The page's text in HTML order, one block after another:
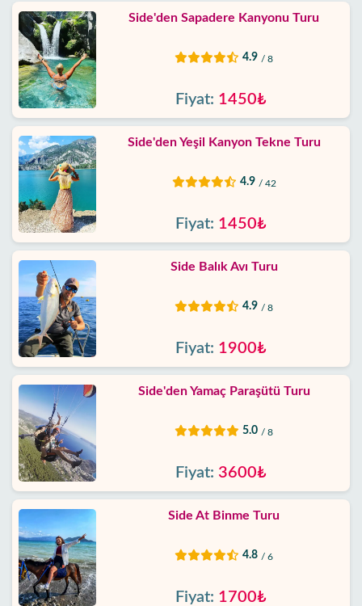
Side'den Sapadere Kanyonu Turu
4.9 / 8
Fiyat: 1450₺
Side'den Yeşil Kanyon Tekne Turu
4.9 / 42
Fiyat: 1450₺
Side Balık Avı Turu
4.9 / 8
Fiyat: 1900₺
Side'den Yamaç Paraşütü Turu
5.0 / 8
Fiyat: 3600₺
Side At Binme Turu
4.8 / 6
Fiyat: 1700₺